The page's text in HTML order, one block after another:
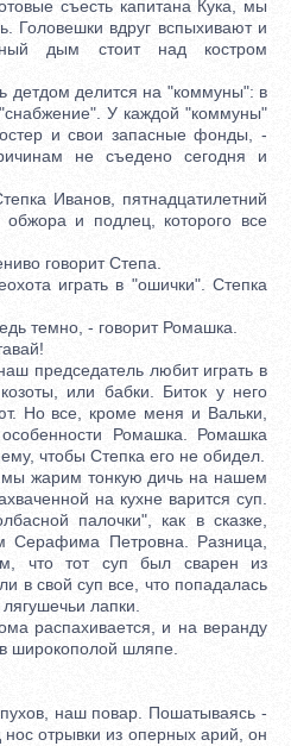
съесть капитана Кука, мы
Головешки вдруг вспыхивают и
дым стоит над костром
делится на "коммуны": в
У каждой "коммуны"
и свои запасные фонды, -
не съедено сегодня и
Иванов, пятнадцатилетний
и подлец, которого все
говорит Степа.
играть в "ошички". Степка
темно, - говорит Ромашка.
председатель любит играть в
или бабки. Биток у него
Но все, кроме меня и Вальки,
Ромашка. Ромашка
чтобы Степка его не обидел.
жарим тонкую дичь на нашем
на кухне варится суп.
палочки", как в сказке,
Серафима Петровна. Разница,
что тот суп был сварен из
в свой суп все, что попадалась
лапки.
распахивается, и на веранду
широкополой шляпе.
наш повар. Пошатываясь -
отрывки из оперных арий, он